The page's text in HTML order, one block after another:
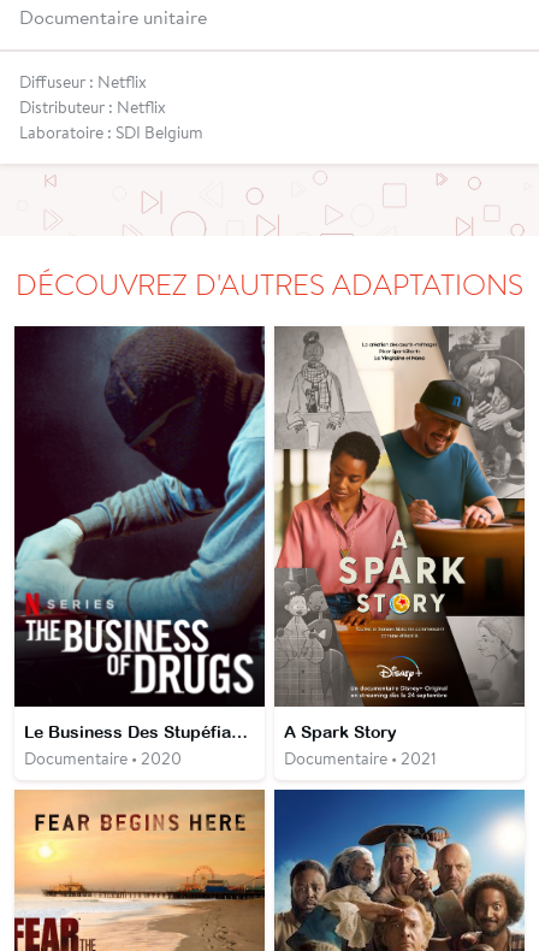
Documentaire unitaire
Diffuseur : Netflix
Distributeur : Netflix
Laboratoire : SDI Belgium
DÉCOUVREZ D'AUTRES ADAPTATIONS
Le Business Des Stupéfiants
Documentaire • 2020
A Spark Story
Documentaire • 2021